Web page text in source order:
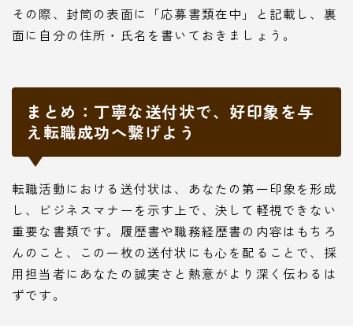
その際、封筒の表面に「応募書類在中」と記載し、裏
面に自分の住所・氏名を書いておきましょう。
まとめ：丁寧な送付状で、好印象を与
え転職成功へ繋げよう
転職活動における送付状は、あなたの第一印象を形成
し、ビジネスマナーを示す上で、決して軽視できない
重要な書類です。履歴書や職務経歴書の内容はもちろ
んのこと、この一枚の送付状にも心を配ることで、採
用担当者にあなたの誠実さと熱意がより深く伝わるは
ずです。